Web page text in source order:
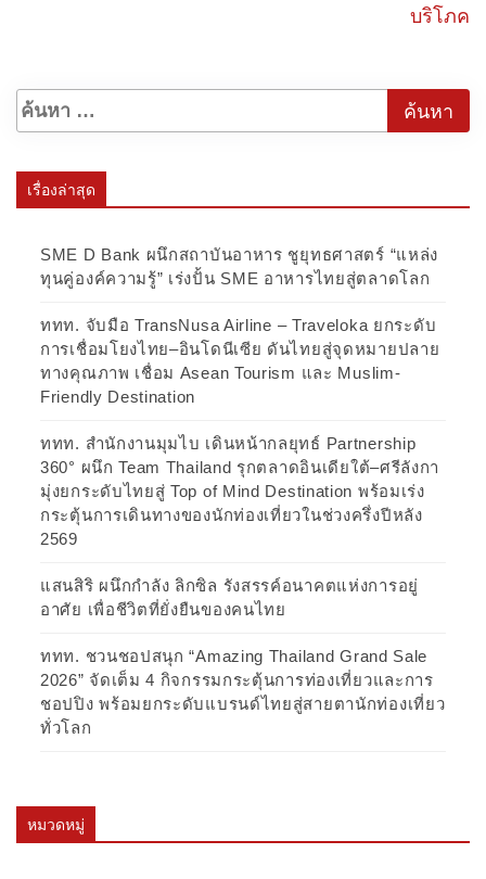
บริโภค
เรื่องล่าสุด
SME D Bank ผนึกสถาบันอาหาร ชูยุทธศาสตร์ “แหล่ง
ทุนคู่องค์ความรู้” เร่งปั้น SME อาหารไทยสู่ตลาดโลก
ททท. จับมือ TransNusa Airline – Traveloka ยกระดับ
การเชื่อมโยงไทย–อินโดนีเซีย ดันไทยสู่จุดหมายปลาย
ทางคุณภาพ เชื่อม Asean Tourism และ Muslim-
Friendly Destination
ททท. สำนักงานมุมไบ เดินหน้ากลยุทธ์ Partnership
360° ผนึก Team Thailand รุกตลาดอินเดียใต้–ศรีลังกา
มุ่งยกระดับไทยสู่ Top of Mind Destination พร้อมเร่ง
กระตุ้นการเดินทางของนักท่องเที่ยวในช่วงครึ่งปีหลัง
2569
แสนสิริ ผนึกกำลัง ลิกซิล รังสรรค์อนาคตแห่งการอยู่
อาศัย เพื่อชีวิตที่ยั่งยืนของคนไทย
ททท. ชวนชอปสนุก “Amazing Thailand Grand Sale
2026” จัดเต็ม 4 กิจกรรมกระตุ้นการท่องเที่ยวและการ
ชอปปิง พร้อมยกระดับแบรนด์ไทยสู่สายตานักท่องเที่ยว
ทั่วโลก
หมวดหมู่